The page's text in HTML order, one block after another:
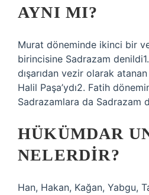
AYNI MI?
Murat döneminde ikinci bir
birincisine Sadrazam
dışarıdan vezir olarak
Halil Paşa’ydı2. Fatih
Sadrazamlara da Sadrazam
HÜKÜMDAR
NELERDIR?
Han, Hakan, Kağan, Yabgu,